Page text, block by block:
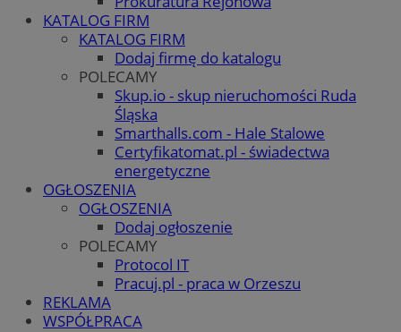
KATALOG FIRM
KATALOG FIRM
Dodaj firmę do katalogu
POLECAMY
Skup.io - skup nieruchomości Ruda
Śląska
Smarthalls.com - Hale Stalowe
Certyfikatomat.pl - świadectwa
energetyczne
OGŁOSZENIA
OGŁOSZENIA
Dodaj ogłoszenie
POLECAMY
Protocol IT
Pracuj.pl - praca w Orzeszu
REKLAMA
WSPÓŁPRACA